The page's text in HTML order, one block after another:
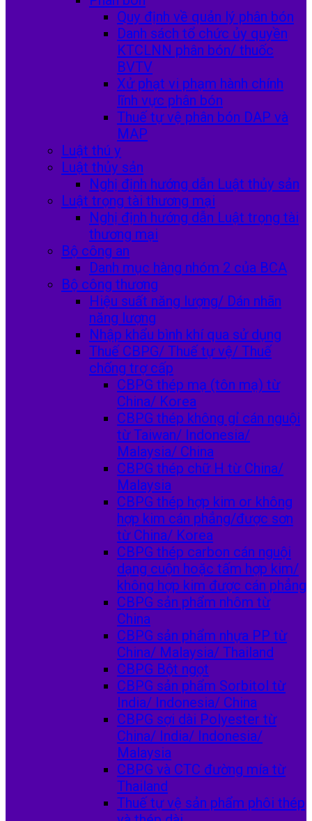
Quy định về quản lý phân bón
Danh sách tổ chức ủy quyền
KTCLNN phân bón/ thuốc
BVTV
Xử phạt vi phạm hành chính
lĩnh vực phân bón
Thuế tự vệ phân bón DAP và
MAP
Luật thú y
Luật thủy sản
Nghị định hướng dẫn Luật thủy sản
Luật trọng tài thương mại
Nghị định hướng dẫn Luật trọng tài
thương mại
Bộ công an
Danh mục hàng nhóm 2 của BCA
Bộ công thương
Hiệu suất năng lượng/ Dán nhãn
năng lượng
Nhập khẩu bình khí qua sử dụng
Thuế CBPG/ Thuế tự vệ/ Thuế
chống trợ cấp
CBPG thép mạ (tôn mạ) từ
China/ Korea
CBPG thép không gỉ cán nguội
từ Taiwan/ Indonesia/
Malaysia/ China
CBPG thép chữ H từ China/
Malaysia
CBPG thép hợp kim or không
hợp kim cán phẳng/được sơn
từ China/ Korea
CBPG thép carbon cán nguội
dạng cuộn hoặc tấm hợp kim/
không hợp kim được cán phẳng
CBPG sản phẩm nhôm từ
China
CBPG sản phẩm nhựa PP từ
China/ Malaysia/ Thailand
CBPG Bột ngọt
CBPG sản phẩm Sorbitol từ
India/ Indonesia/ China
CBPG sợi dài Polyester từ
China/ India/ Indonesia/
Malaysia
CBPG và CTC đường mía từ
Thailand
Thuế tự vệ sản phẩm phôi thép